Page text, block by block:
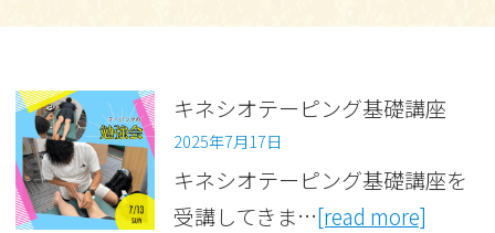
キネシオテーピング基礎講座
2025年7月17日
キネシオテーピング基礎講座を
受講してきま…[read more]